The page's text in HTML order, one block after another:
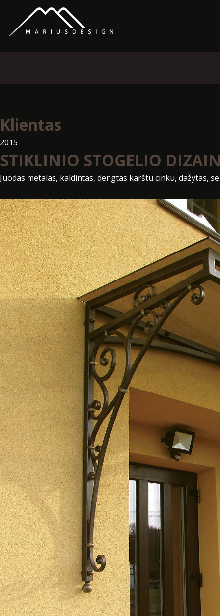
Klientas
2015
STIKLINIO STOGELIO
Juodas metalas, kaldintas, dengtas karštu cinku, dažytas,